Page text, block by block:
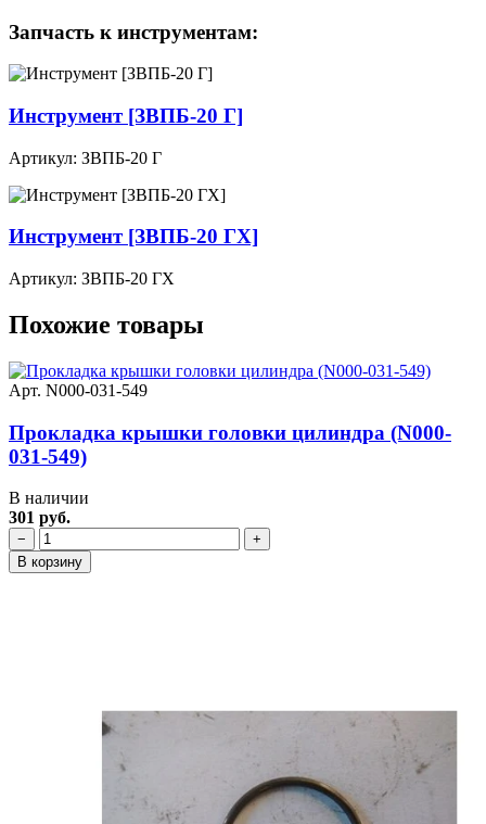
Запчасть к инструментам:
Инструмент [ЗВПБ-20 Г]
Артикул: ЗВПБ-20 Г
Инструмент [ЗВПБ-20 ГХ]
Артикул: ЗВПБ-20 ГХ
Похожие товары
Арт. N000-031-549
Прокладка крышки головки цилиндра (N000-
031-549)
В наличии
301 руб.
−
+
В корзину